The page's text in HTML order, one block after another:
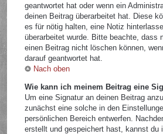
geantwortet hat oder wenn ein
deinen Beitrag überarbeitet hat. Diese
es für nötig halten, eine Notiz
überarbeitet wurde. Bitte beachte, dass
einen Beitrag nicht löschen können,
darauf geantwortet hat.
Nach oben
Wie kann ich meinem Beitrag eine
Um eine Signatur an deinen Beitrag
zunächst eine solche in den
persönlichen Bereich entwerfen.
erstellt und gespeichert hast, kannst du